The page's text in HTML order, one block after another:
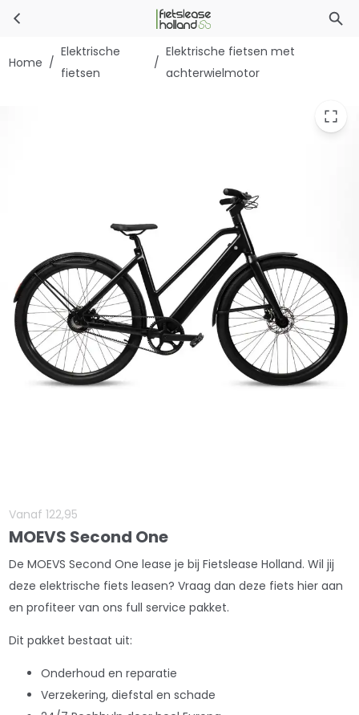
Ga naar hoofdinhoud
MOEVS Second One
Home /
Elektrische
fietsen
/
Elektrische fietsen met
achterwielmotor
Vanaf122,95
MOEVS Second One
De MOEVS Second One lease je bij Fietslease Holland. Wil jij
deze elektrische fiets leasen? Vraag dan deze fiets hier aan
en profiteer van ons full service pakket.
Dit pakket bestaat uit:
Onderhoud en reparatie
Verzekering, diefstal en schade